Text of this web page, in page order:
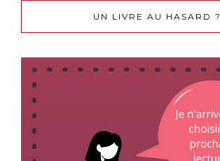
UN LIVRE AU HASARD ?